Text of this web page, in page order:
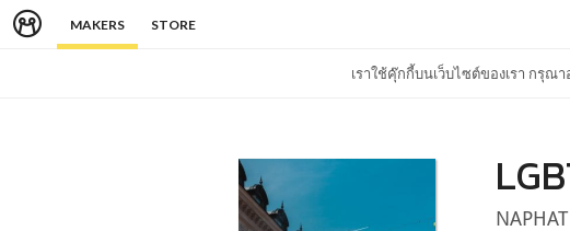
MAKERS STORE
เราใช้คุ๊กกี้บนเว็บไซต์ของเรา กรุณ
NAPHAT